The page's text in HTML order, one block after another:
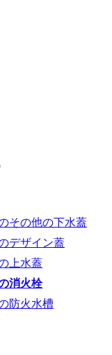
その他の下水蓋
デザイン蓋
上水蓋
消火栓
防火水槽